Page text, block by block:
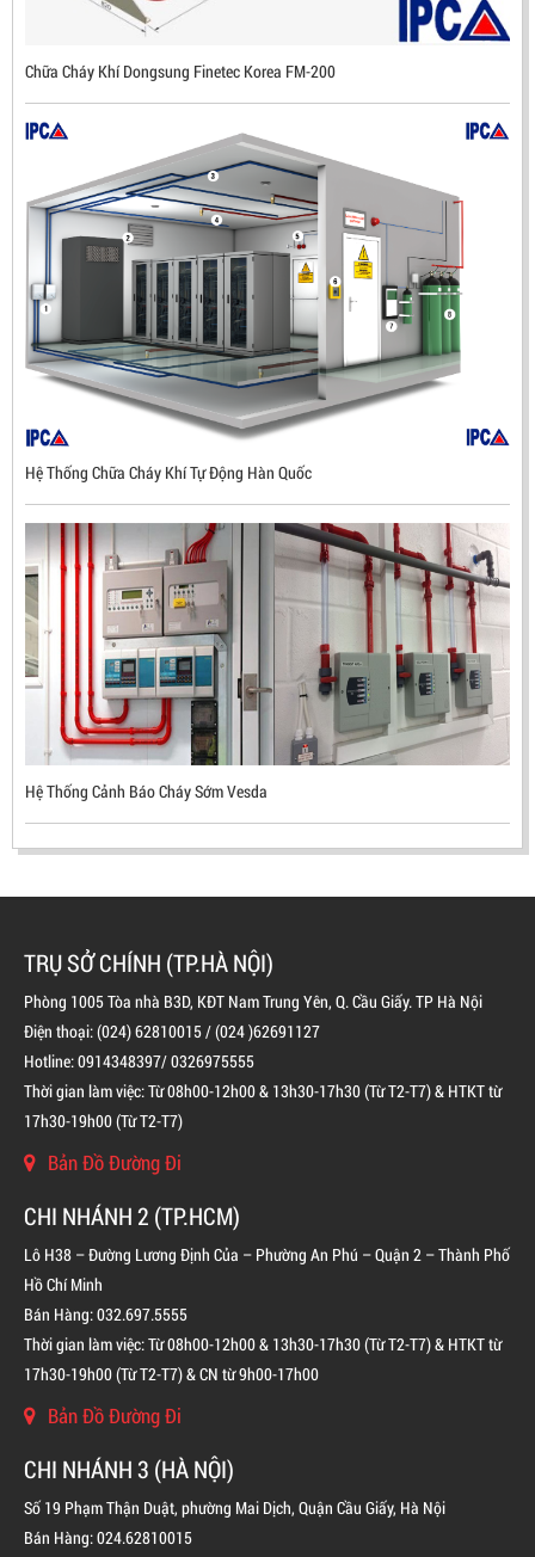
Mã sản phẩm: DX500
ĐẦU BÁO LỬA CHỐNG NỔ UV/IR- UX300 –
MEKASENTRON KOREA
LIÊN HỆ
Mã sản phẩm: UX300
BÌNH CHỮA CHÁY ĐỘC LẬP KHÍ FM200
LIÊN HỆ
Chữa Cháy Khí Dongsung Finetec Korea FM-200
Hệ Thống Chữa Cháy Khí Tự Động Hàn Quốc
Hệ Thống Cảnh Báo Cháy Sớm Vesda
TRỤ SỞ CHÍNH (TP.HÀ NỘI)
Phòng 1005 Tòa nhà B3D, KĐT Nam Trung Yên, Q. Cầu Giấy. TP Hà Nội
Điện thoại: (024) 62810015 / (024 )62691127
Hotline: 0914348397/ 0326975555
Thời gian làm việc: Từ 08h00-12h00 & 13h30-17h30 (Từ T2-T7) & HTKT từ
17h30-19h00 (Từ T2-T7)
Bản Đồ Đường Đi
CHI NHÁNH 2 (TP.HCM)
Lô H38 – Đường Lương Định Của – Phường An Phú – Quận 2 – Thành Phố
Hồ Chí Minh
Bán Hàng: 032.697.5555
Thời gian làm việc: Từ 08h00-12h00 & 13h30-17h30 (Từ T2-T7) & HTKT từ
17h30-19h00 (Từ T2-T7) & CN từ 9h00-17h00
Bản Đồ Đường Đi
CHI NHÁNH 3 (HÀ NỘI)
Số 19 Phạm Thận Duật, phường Mai Dịch, Quận Cầu Giấy, Hà Nội
Bán Hàng: 024.62810015